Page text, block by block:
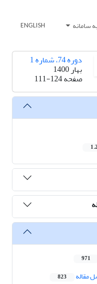
سامانه ENGLISH
دوره 74، شماره 1
بهار 1400
صفحه111-124
971
مقاله 823